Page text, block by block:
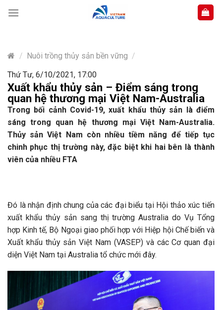
content
/ Nuôi trồng thủy sản bền vững /
Thứ Tư, 6/10/2021, 17:00
Xuất khẩu thủy sản – Điểm sáng trong
quan hệ thương mại Việt Nam-Australia
Trong bối cảnh Covid-19, xuất khẩu thủy sản là điểm
sáng trong quan hệ thương mại Việt Nam-Australia.
Thủy sản Việt Nam còn nhiều tiềm năng để tiếp tục
chinh phục thị trường này, đặc biệt khi hai bên là thành
viên của nhiều FTA
Đó là nhận định chung của các đại biểu tại Hội thảo xúc tiến
xuất khẩu thủy sản sang thị trường Australia do Vụ Tổng
hợp Kinh tế, Bộ Ngoại giao phối hợp với Hiệp hội Chế biến và
Xuất khẩu thủy sản Việt Nam (VASEP) và các Cơ quan đại
diện Việt Nam tại Australia tổ chức mới đây.